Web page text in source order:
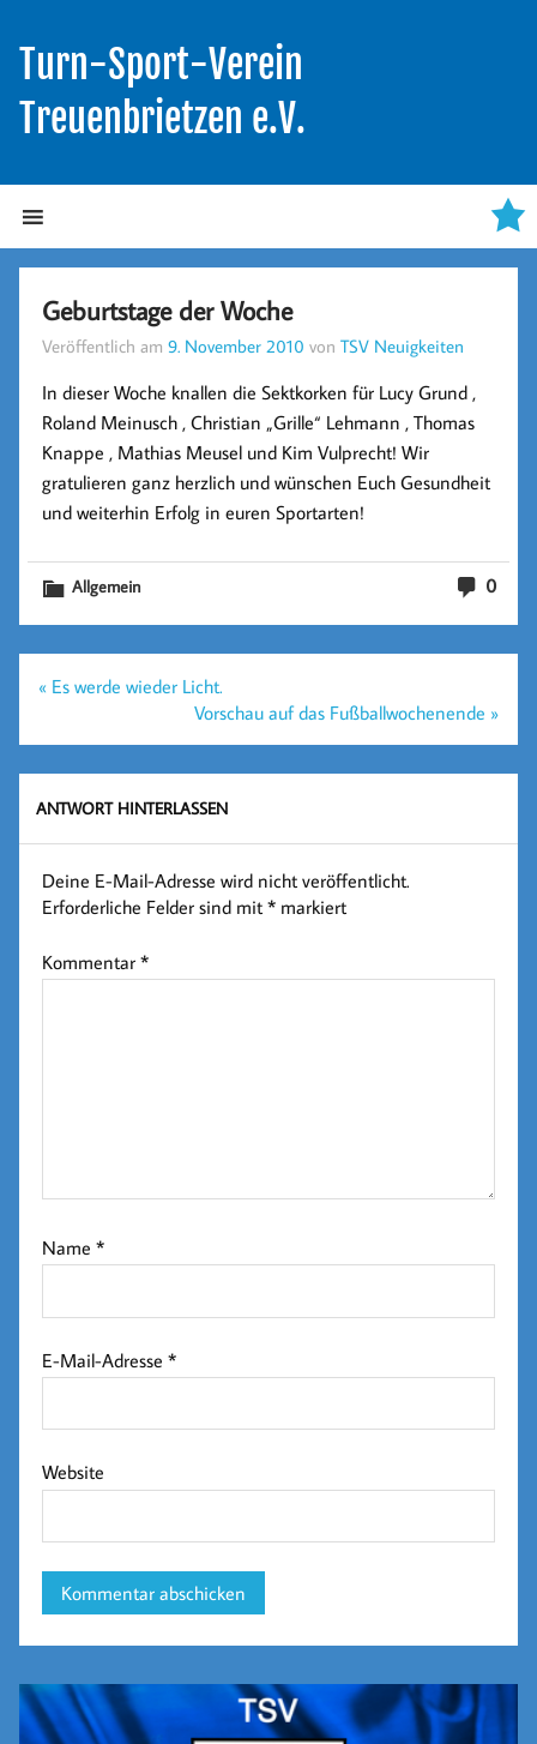
Turn-Sport-Verein
Treuenbrietzen e.V.
Geburtstage der Woche
Veröffentlich am9. November 2010 vonTSV Neuigkeiten
In dieser Woche knallen die Sektkorken für Lucy Grund ,
Roland Meinusch , Christian „Grille“ Lehmann , Thomas
Knappe , Mathias Meusel und Kim Vulprecht! Wir
gratulieren ganz herzlich und wünschen Euch Gesundheit
und weiterhin Erfolg in euren Sportarten!
0
Allgemein
Beitragsnavigation
« Es werde wieder Licht.
Vorschau auf das Fußballwochenende »
ANTWORT HINTERLASSEN
Deine E-Mail-Adresse wird nicht veröffentlicht.
Erforderliche Felder sind mit* markiert
Kommentar*
Name*
E-Mail-Adresse*
Website